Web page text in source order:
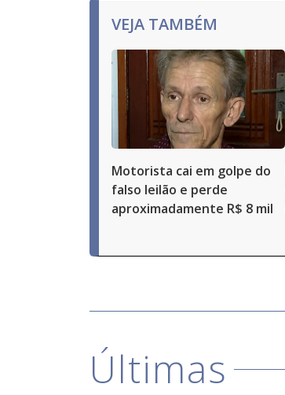
VEJA TAMBÉM
Motorista cai em golpe do
falso leilão e perde
aproximadamente R$ 8 mil
Últimas